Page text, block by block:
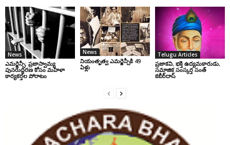
News
ఎమర్జెన్సీ: ప్రజాస్వామ్య
పునరుద్ధరణ కోసం మహిళా
కార్యకర్తల పోరాటం
News
నియంతృత్వ ఎమర్జెన్సీకి 49
ఏళ్లు
Telugu Articles
ప్రజాకవి, భక్తి ఉద్యమకారుడు,
సమాజిక సంస్కర్త సంత్‌
కబీర్‌దాస్‌